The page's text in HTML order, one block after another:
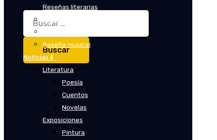
Buscar:
Reseñas literarias
Reseña musical
Noticias ⬇️
Literatura
Poesía
Cuentos
Novelas
Exposiciones
Pintura